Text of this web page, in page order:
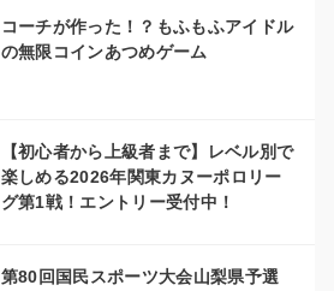
コーチが作った！？もふもふアイドル
の無限コインあつめゲーム
【初心者から上級者まで】レベル別で
楽しめる2026年関東カヌーポロリー
グ第1戦！エントリー受付中！
第80回国民スポーツ大会山梨県予選